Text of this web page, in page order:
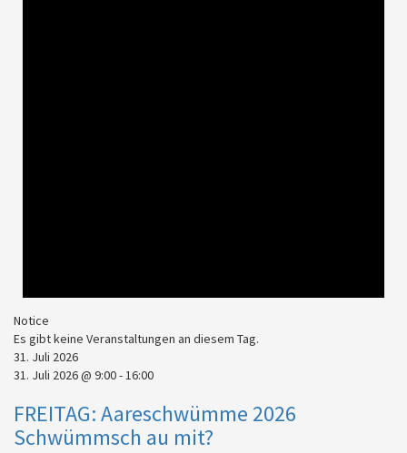
Notice
Es gibt keine Veranstaltungen an diesem Tag.
31. Juli 2026
31. Juli 2026 @ 9:00-16:00
FREITAG: Aareschwümme 2026
Schwümmsch au mit?